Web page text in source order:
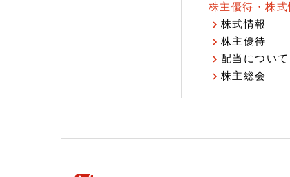
株主優待・株式
株式情報
株主優待
配当について
株主総会